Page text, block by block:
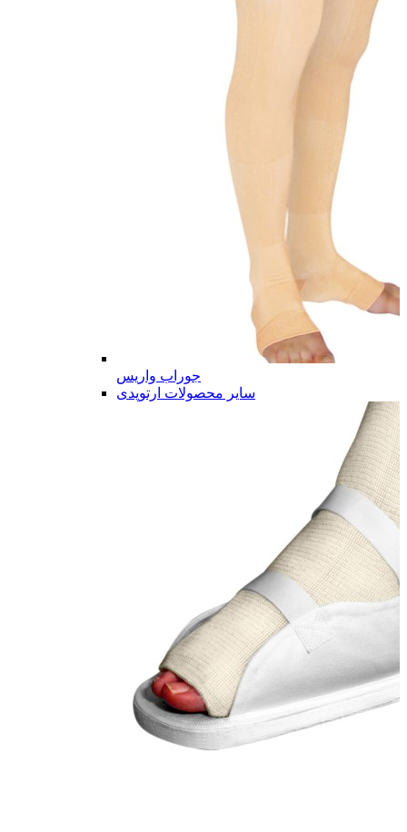
جوراب واریس
سایر محصولات ارتوپدی